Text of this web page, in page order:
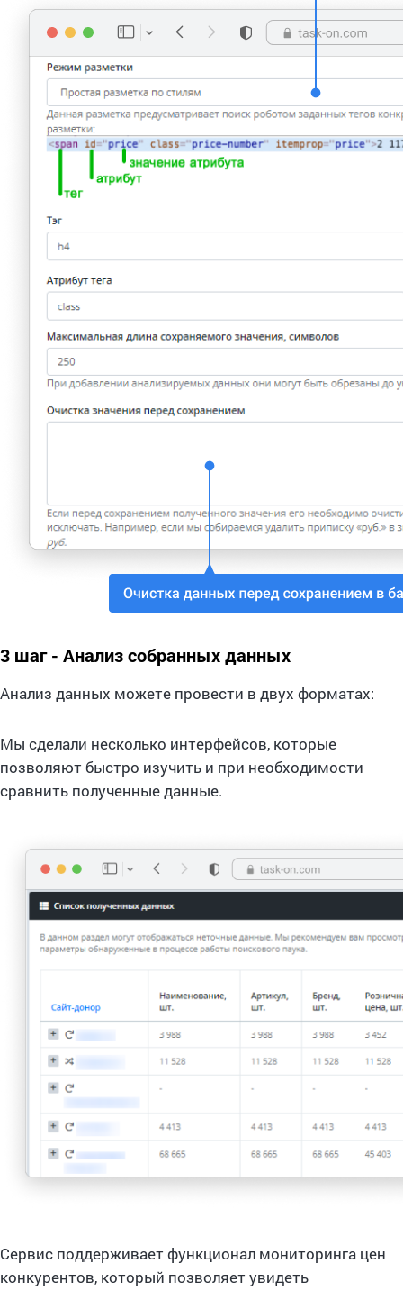
3 шаг - Анализ собранных данных
Анализ данных можете провести в двух форматах:
Мы сделали несколько интерфейсов, которые
позволяют быстро изучить и при необходимости
сравнить полученные данные.
Сервис поддерживает функционал мониторинга цен
конкурентов, который позволяет увидеть